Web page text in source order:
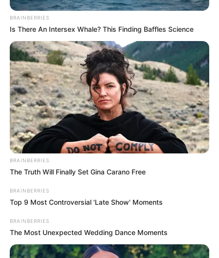
BRAINBERRIES
Is There An Intersex Whale? This Finding Baffles Science
BRAINBERRIES
The Truth Will Finally Set Gina Carano Free
BRAINBERRIES
Top 9 Most Controversial 'Late Show' Moments
BRAINBERRIES
The Most Unexpected Wedding Dance Moments